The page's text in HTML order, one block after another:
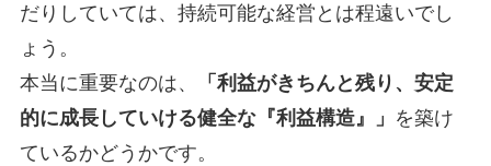
だりしていては、持続可能な経営とは程遠いでし
ょう。
本当に重要なのは、
「利益がきちんと残り、安定
的に成長していける健全な『利益構造』」 を築け
ているかどうかです。